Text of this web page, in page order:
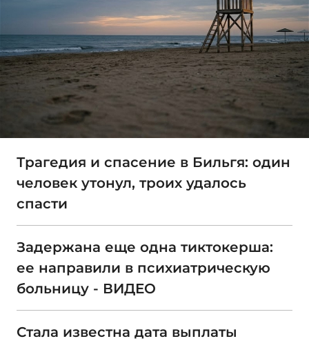
Трагедия и спасение в Бильгя: один
человек утонул, троих удалось
спасти
Задержана еще одна тиктокерша:
ее направили в психиатрическую
больницу - ВИДЕО
Стала известна дата выплаты